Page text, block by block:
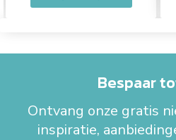
Bespaar
Ontvang onze gratis
inspiratie,